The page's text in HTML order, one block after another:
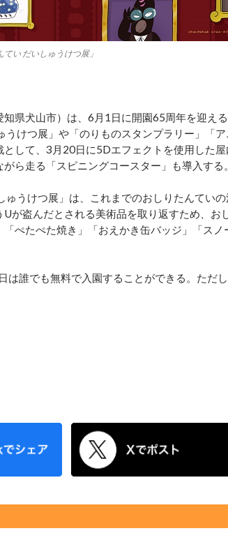
い だいしゅうけつ展」
県⽝⼭市）は、6月1日に開園65周年を迎え
うけつ展」や「のりものスタンプラリー」「
として、3月20日に5Dエフェクトを使用した
ら走る「スピニングコースター」も導入する。
うけつ展」は、これまでのおしりたんてい
が盗んだとされる美術品を取り返すため、
ぺたぺた焼き」「おえかき缶バッジ」「ス
誰でも無料で入園することができる。ただ